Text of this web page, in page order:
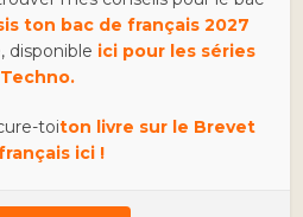
ton bac de français 2027
disponible ici pour les séries
Techno.
toiton livre sur le Brevet
ici !